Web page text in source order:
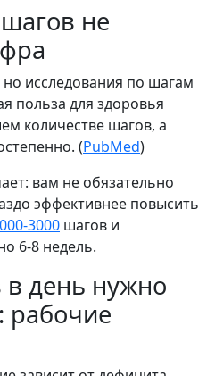
не
исследования по шагам
польза для здоровья
количестве шагов, а
(PubMed)
вам не обязательно
эффективнее повысить
3000 шагов и
6-8 недель.
в день нужно
рабочие